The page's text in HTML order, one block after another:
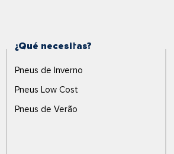
¿Qué necesitas?
Pneus de Inverno
Pneus Low Cost
Pneus de Verão